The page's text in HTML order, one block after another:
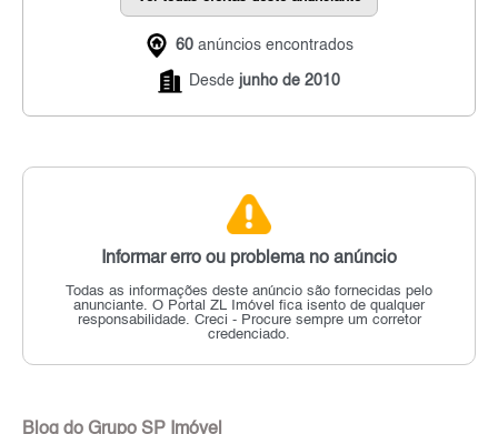
60 anúncios encontrados
Desde junho de 2010
Informar erro ou problema no anúncio
Todas as informações deste anúncio são fornecidas pelo
anunciante. O Portal ZL Imóvel fica isento de qualquer
responsabilidade. Creci - Procure sempre um corretor
credenciado.
Blog do Grupo SP Imóvel